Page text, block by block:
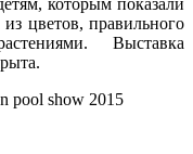
цветов, правильного
Выставка